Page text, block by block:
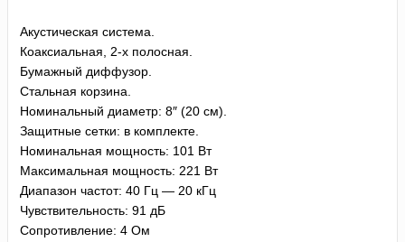
Акустическая система.
Коаксиальная, 2-х полосная.
Бумажный диффузор.
Стальная корзина.
Номинальный диаметр: 8″ (20 см).
Защитные сетки: в комплекте.
Номинальная мощность: 101 Вт
Максимальная мощность: 221 Вт
Диапазон частот: 40 Гц — 20 кГц
Чувствительность: 91 дБ
Сопротивление: 4 Ом